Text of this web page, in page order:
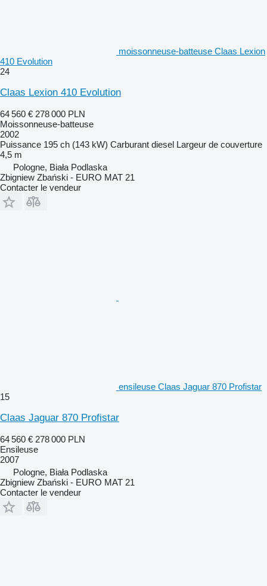
moissonneuse-batteuse Claas Lexion
410 Evolution
24
Claas Lexion 410 Evolution
64 560 € 278 000 PLN
Moissonneuse-batteuse
2002
Puissance 195 ch (143 kW) Carburant diesel Largeur de couverture
4,5 m
Pologne, Biała Podlaska
Zbigniew Zbański - EURO MAT 21
Contacter le vendeur
ensileuse Claas Jaguar 870 Profistar
15
Claas Jaguar 870 Profistar
64 560 € 278 000 PLN
Ensileuse
2007
Pologne, Biała Podlaska
Zbigniew Zbański - EURO MAT 21
Contacter le vendeur